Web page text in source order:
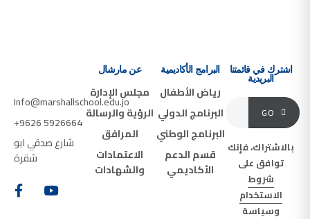
Info@marshallschool.edu.jo
+9626 5926664
شارع صدقي ابو
شقرة
عن مارشال
مجلس الإدارة
الرؤية والرسالة
المرافق
الاعتمادات
والشهادات
البرامج الأكاديمية
رياض الأطفال
البرنامج الدولي
البرنامج الوطني
قسم الدعم
الأكاديمي
اشترك في قائمتنا
البريدية
GO
بالاشتراك، فإنك
توافق على
شروط
الاستخدام
وسياسة